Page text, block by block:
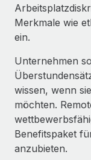
Background-
Einfacheres
Compliance
Lückenlose
Globale
Geräten
Gründung von
FALLSTUDIEN
Weaviate auf
Open-Source-
Mehr erfahren
Hol dir
BLOG
Globale Payroll
EOR und PEO
Contractor
Merkmale wie
ein.
Unternehmen
wissen, wenn
möchten.
Benefitspaket
anzubieten.